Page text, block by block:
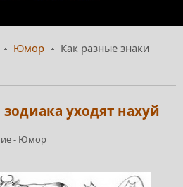
Юмор
Как разные знаки
уходят нахуй
- Юмор